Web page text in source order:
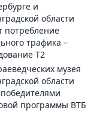
и
области
потребление
трафика –
T2
музея
области
программы ВТБ